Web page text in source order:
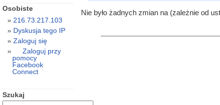
Nie było żadnych zmian na (zależnie od
Osobiste
216.73.217.103
Dyskusja tego IP
Zaloguj się
Zaloguj przy
pomocy
Facebook
Connect
Szukaj